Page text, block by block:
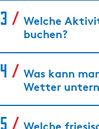
Welche
buchen?
Was kann
Wetter
Welche